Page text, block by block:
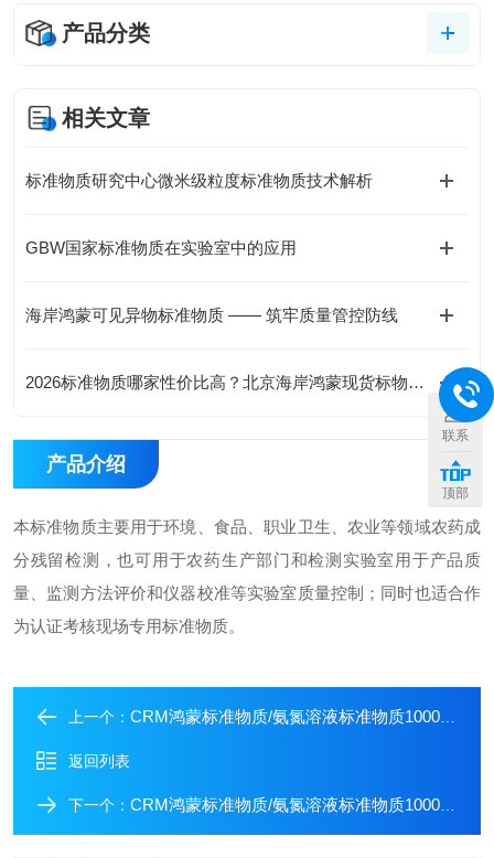
产品分类
相关文章
标准物质研究中心微米级粒度标准物质技术解析
GBW国家标准物质在实验室中的应用
海岸鸿蒙可见异物标准物质 —— 筑牢质量管控防线
2026标准物质哪家性价比高？北京海岸鸿蒙现货标物价格合理有优惠
产品介绍
本标准物质主要用于环境、食品、职业卫生、农业等领域农药成
分残留检测，也可用于农药生产部门和检测实验室用于产品质
量、监测方法评价和仪器校准等实验室质量控制；同时也适合作
为认证考核现场专用标准物质。
上一个： CRM鸿蒙标准物质/氨氮溶液标准物质1000μg/mL500mL
返回列表
下一个： CRM鸿蒙标准物质/氨氮溶液标准物质1000μg/mL250mL
联系
顶部